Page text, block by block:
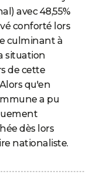
avec 48,55%
conforté lors
culminant à
situation
de cette
qu'en
a pu
dès lors
nationaliste.